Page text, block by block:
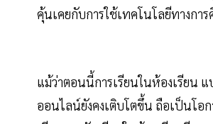
คุ้นเคยกับการใช้เทคโนโลยีทางกา
แม้ว่าตอนนี้การเรียนในห้องเรียน
ออนไลน์ยังคงเติบโตขึ้น ถือเป็นโ